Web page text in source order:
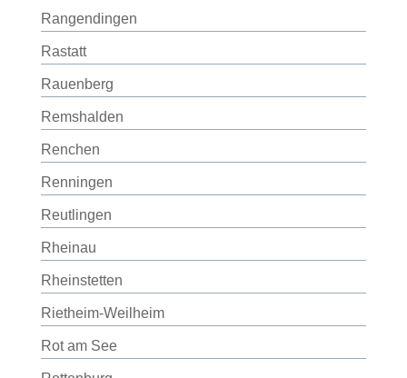
Rangendingen
Rastatt
Rauenberg
Remshalden
Renchen
Renningen
Reutlingen
Rheinau
Rheinstetten
Rietheim-Weilheim
Rot am See